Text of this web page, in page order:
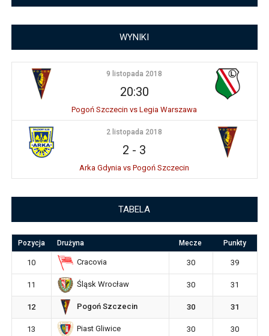
WYNIKI
9 listopada 2018
20:30
Pogoń Szczecin vs Legia Warszawa
2 listopada 2018
2 - 3
Arka Gdynia vs Pogoń Szczecin
TABELA
Pozycja Drużyna Mecze Punkty
10 Cracovia 30 39
11 Śląsk Wrocław 30 31
12 Pogoń Szczecin 30 31
13 Piast Gliwice 30 30